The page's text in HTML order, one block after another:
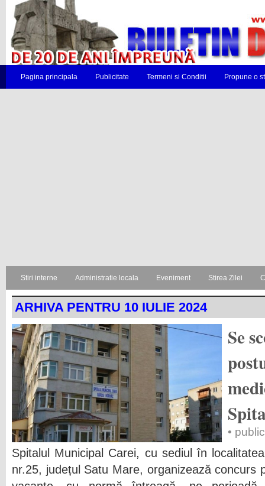
Pagina principala Publicitate Termeni si Conditii Propune o
Stiri interne Administratie locala Eveniment Stirea Zilei
ARHIVA PENTRU 10 IULIE 2024
Se
•
Spitalul Municipal Carei, cu sediul în
nr.25, județul Satu Mare, organizează concurs